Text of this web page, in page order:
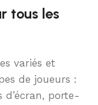
tous les
variés et
de joueurs :
d’écran, porte-